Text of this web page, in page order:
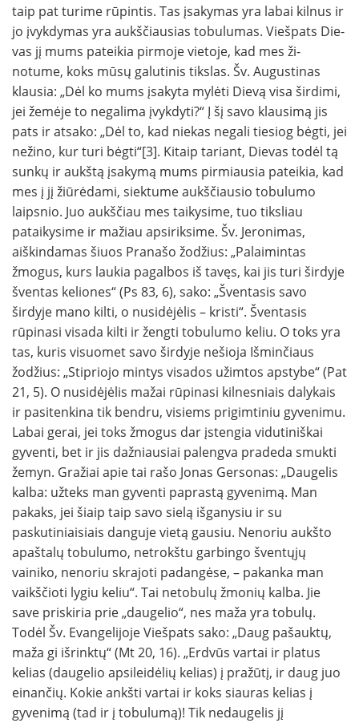
taip pat turime rūpintis. Tas įsakymas yra labai kilnus ir
jo įvyk­dymas yra aukščiausias tobulumas. Viešpats Die­
vas jį mums pateikia pirmoje vietoje, kad mes ži­
notume, koks mūsų galutinis tikslas. Šv. Augus­tinas
klausia: „Dėl ko mums įsakyta mylėti Dievą visa širdimi,
jei žemėje to negalima įvykdyti?“ Į šį savo klausimą jis
pats ir atsako: „Dėl to, kad niekas negali tiesiog bėgti, jei
nežino, kur turi bėgti“[3]. Kitaip tariant, Dievas todėl tą
sunkų ir aukštą įsakymą mums pirmiausia pateikia, kad
mes į jį žiūrėdami, siektume aukščiausio tobulumo
laipsnio. Juo aukščiau mes taikysime, tuo tiksliau
pataikysime ir mažiau apsirik­sime. Šv. Jeronimas,
aiškindamas šiuos Pra­našo žodžius: „Palaimintas
žmogus, kurs laukia pagalbos iš tavęs, kai jis turi širdyje
šventas keliones“ (Ps 83, 6), sako: „Šventasis savo
širdyje mano kilti, o nusidėjėlis – kristi“. Šventasis
rūpinasi visada kilti ir žengti tobulumo keliu. O toks yra
tas, kuris visuomet savo širdyje nešioja Išminčiaus
žodžius: „Stipriojo mintys visados užimtos apstybe“ (Pat
21, 5). O nusidėjėlis mažai rūpinasi kilnesniais dalykais
ir pasitenkina tik bendru, visiems prigimtiniu gyvenimu.
Labai gerai, jei toks žmogus dar įstengia vidutiniškai
gyventi, bet ir jis dažniausiai palengva pradeda smukti
žemyn. Gražiai apie tai rašo Jonas Gersonas: „Daugelis
kalba: užteks man gyventi paprastą gyvenimą. Man
pakaks, jei šiaip taip savo sielą išganysiu ir su
paskutiniaisiais danguje vietą gausiu. Nenoriu aukšto
apaštalų tobulumo, ne­trokštu garbingo šventųjų
vainiko, nenoriu skra­joti padangėse, – pakanka man
vaikščioti lygiu keliu“. Tai netobulų žmonių kalba. Jie
save priskiria prie „daugelio“, nes maža yra tobulų.
Todėl Šv. Evangelijoje Viešpats sako: „Daug pašauktų,
maža gi išrinktų“ (Mt 20, 16). „Erdvūs vartai ir platus
kelias (daugelio apsileidėlių kelias) į pražūtį, ir daug juo
einančių. Kokie ankšti vartai ir koks siauras kelias į
gyvenimą (tad ir į tobulumą)! Tik nedaugelis jį